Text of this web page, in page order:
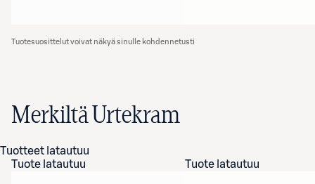
Tuotesuosittelut voivat näkyä sinulle kohdennetusti
Merkiltä Urtekram
Tuotteet latautuu
Tuote latautuu
Tuote latautuu